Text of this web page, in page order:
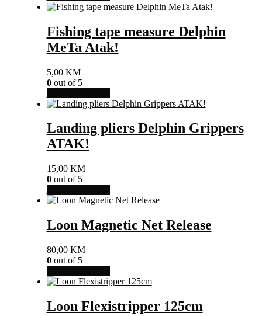
Fishing tape measure Delphin
MeTa Atak!
5,00 KM
0out of 5
Landing pliers Delphin Grippers
ATAK!
15,00 KM
0out of 5
Loon Magnetic Net Release
80,00 KM
0out of 5
Loon Flexistripper 125cm